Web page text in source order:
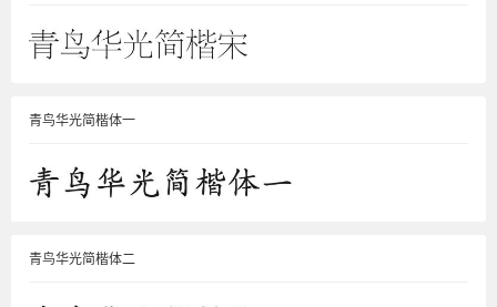
青鸟华光简楷体一
青鸟华光简楷体二